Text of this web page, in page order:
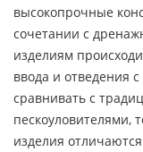
высокопрочные
сочетании с
изделиям
ввода и отведения
сравнивать с
пескоуловителями,
изделия